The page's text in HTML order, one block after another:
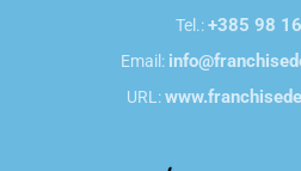
Tel.:+385 98
Email:
URL: